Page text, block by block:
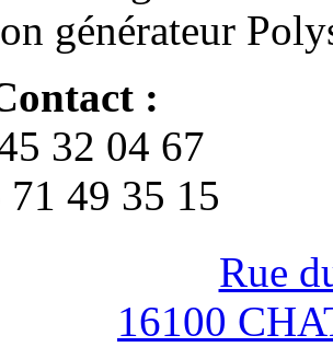
générateur
:
32 04 67
49 35 15
Rue
16100